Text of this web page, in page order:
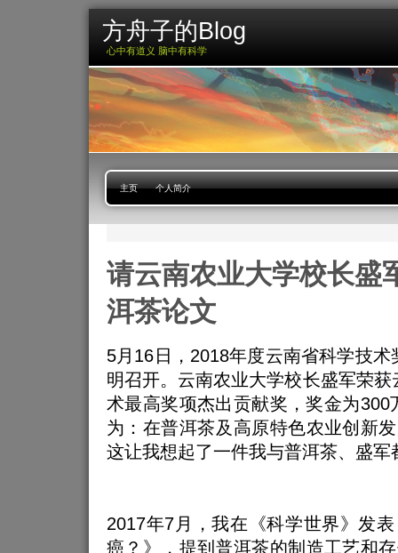
方舟子的Blog
心中有道义 脑中有科学
主页 个人简介
请云南农业大学校长盛
洱茶论文
5月16日，2018年度云南省科学技术
明召开。云南农业大学校长盛军荣获
术最高奖项杰出贡献奖，奖金为300
为：在普洱茶及高原特色农业创新
这让我想起了一件我与普洱茶、盛军
2017年7月，我在《科学世界》发
癌？》，提到普洱茶的制造工艺和